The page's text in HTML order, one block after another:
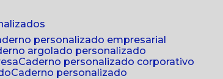
personalizado empresarial
argolado personalizado
caderno personalizado corporativo
caderno personalizado